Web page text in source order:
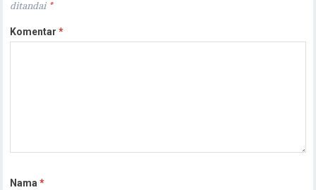
ditandai *
Komentar*
Nama*